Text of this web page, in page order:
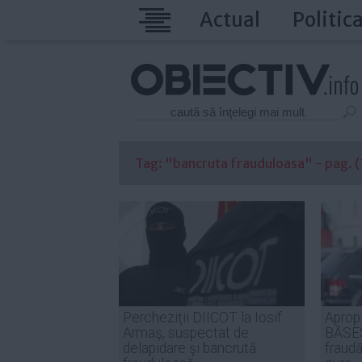
Actual
Tag: "bancruta frauduloasa" - pag.
Percheziţii DIICOT la Iosif
Armaş, suspectat de
delapidare şi bancrută